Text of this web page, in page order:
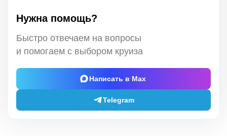
Нужна помощь?
Быстро отвечаем на вопросы
и помогаем с выбором круиза
Написать в Max
Telegram